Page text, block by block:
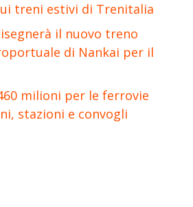
treni estivi di Trenitalia
il nuovo treno
di Nankai per il
milioni per le ferrovie
stazioni e convogli